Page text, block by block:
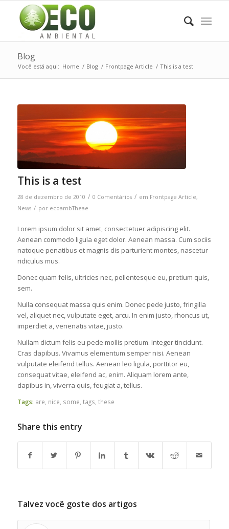
Blog
Você está aqui: Home / Blog / Frontpage Article / This is a test
This is a test
28 de dezembro de 2010 / 0 Comentários / em Frontpage Article,
News / por ecoambTheae
Lorem ipsum dolor sit amet, consectetuer adipiscing elit.
Aenean commodo ligula eget dolor. Aenean massa. Cum sociis
natoque penatibus et magnis dis parturient montes, nascetur
ridiculus mus.
Donec quam felis, ultricies nec, pellentesque eu, pretium quis,
sem.
Nulla consequat massa quis enim. Donec pede justo, fringilla
vel, aliquet nec, vulputate eget, arcu. In enim justo, rhoncus ut,
imperdiet a, venenatis vitae, justo.
Nullam dictum felis eu pede mollis pretium. Integer tincidunt.
Cras dapibus. Vivamus elementum semper nisi. Aenean
vulputate eleifend tellus. Aenean leo ligula, porttitor eu,
consequat vitae, eleifend ac, enim. Aliquam lorem ante,
dapibus in, viverra quis, feugiat a, tellus.
Tags: are nice some tags these
Share this entry
Talvez você goste dos artigos